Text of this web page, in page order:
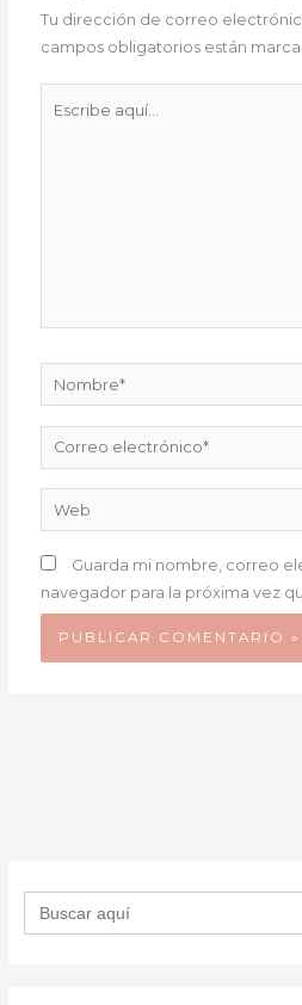
Tu dirección de correo
campos obligatorios están
Nombre*
Correo
electrónico*
Web
Guarda mi nombre, correo
navegador para la próxima vez
Buscar: